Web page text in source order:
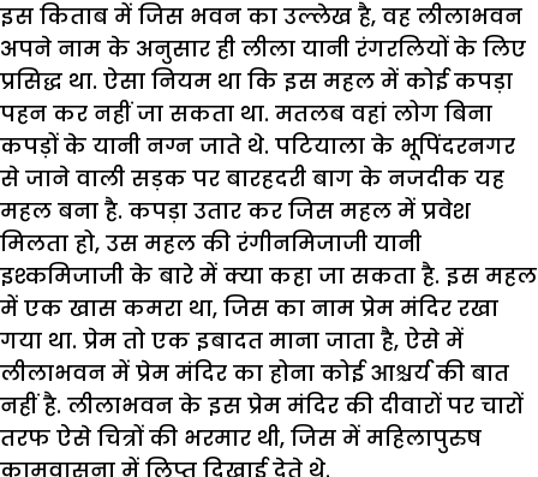
इस किताब में जिस भवन का उल्लेख है, वह लीलाभवन
अपने नाम के अनुसार ही लीला यानी रंगरलियों के लिए
प्रसिद्ध था. ऐसा नियम था कि इस महल में कोई कपड़ा
पहन कर नहीं जा सकता था. मतलब वहां लोग बिना
कपड़ों के यानी नग्न जाते थे. पटियाला के भूपिंदरनगर
से जाने वाली सड़क पर बारहदरी बाग के नजदीक यह
महल बना है. कपड़ा उतार कर जिस महल में प्रवेश
मिलता हो, उस महल की रंगीनमिजाजी यानी
इश्कमिजाजी के बारे में क्या कहा जा सकता है. इस महल
में एक खास कमरा था, जिस का नाम प्रेम मंदिर रखा
गया था. प्रेम तो एक इबादत माना जाता है, ऐसे में
लीलाभवन में प्रेम मंदिर का होना कोई आश्चर्य की बात
नहीं है. लीलाभवन के इस प्रेम मंदिर की दीवारों पर चारों
तरफ ऐसे चित्रों की भरमार थी, जिस में महिलापुरुष
कामवासना में लिप्त दिखाई देते थे.